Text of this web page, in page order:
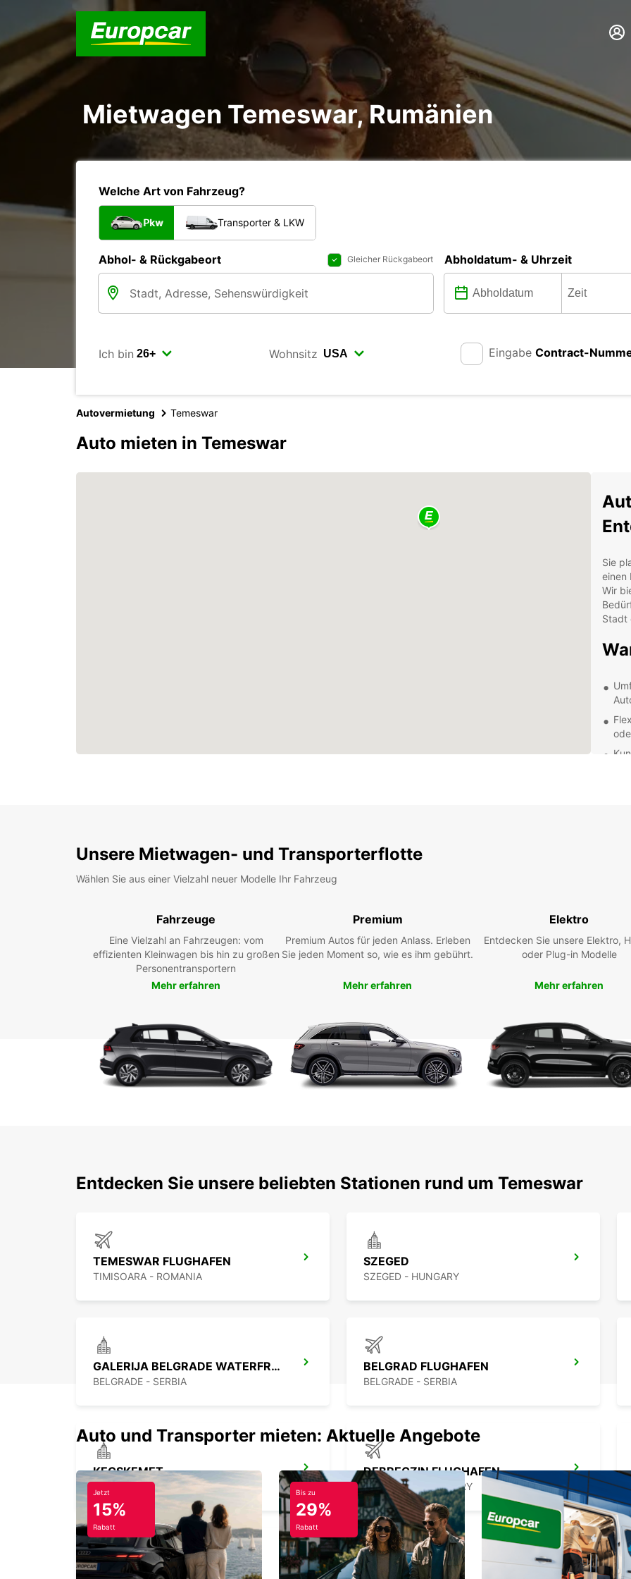
Mietwagen Temeswar, Rumänien
Welche Art von Fahrzeug?
Pkw Transporter & LKW
Abhol- & Rückgabeort Gleicher Rückgabeort Abholdatum- & Uhrzeit
Ich bin Wohnsitz Eingabe Contract-
Autovermietung Temeswar
Auto mieten in Temeswar
Sie
einen
Wir
Stadt
Stadt
Unsere Mietwagen- und Transporterflotte
Wählen Sie aus einer Vielzahl neuer Modelle Ihr Fahrzeug
Fahrzeuge
Eine Vielzahl an Fahrzeugen: vom
effizienten Kleinwagen bis hin zu großen
Personentransportern
Mehr erfahren
Premium
Premium Autos für jeden Anlass. Erleben
Sie jeden Moment so, wie es ihm gebührt.
Mehr erfahren
Elektro
Entdecken Sie unsere Elektro,
oder Plug-in Modelle
Mehr erfahren
Entdecken Sie unsere beliebten Stationen rund um Temeswar
TEMESWAR FLUGHAFEN
TIMISOARA - ROMANIA
SZEGED
SZEGED - HUNGARY
GALERIJA BELGRADE WATERFRONT
BELGRADE - SERBIA
BELGRAD FLUGHAFEN
BELGRADE - SERBIA
KECSKEMET
KECSKEMET - HUNGARY
DEBRECZIN FLUGHAFEN
DEBRECEN - HUNGARY
Auto und Transporter mieten: Aktuelle Angebote
Jetzt
15%
Rabatt
Bis zu
29%
Rabatt